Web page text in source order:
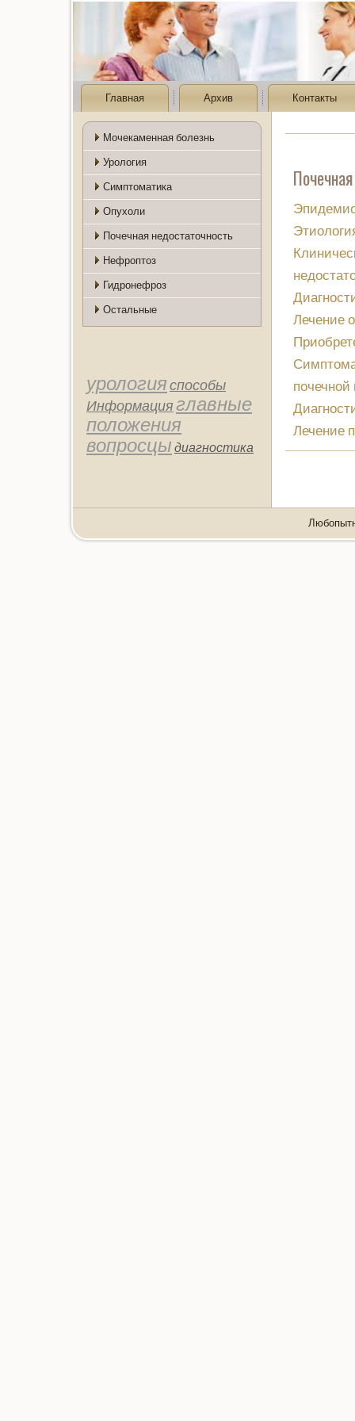
Главная Архив Контакты
Мочекаменная болезнь
Урология
Симптоматика
Опухоли
Почечная недостаточность
Нефроптоз
Гидронефроз
Остальные
урологияспособы
Информацияглавные
положения
вопросцы диагностика
Лечение
почечной
Лечение